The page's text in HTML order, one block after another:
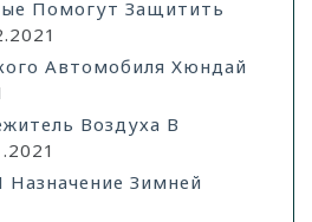
Помогут Защитить
Автомобиля Хюндай
Воздуха В
Зимней